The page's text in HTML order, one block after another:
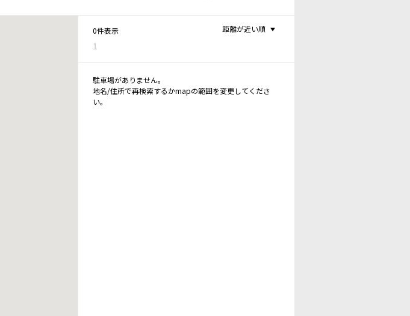
0件表示
1
距離が近い順
駐車場がありません。
地名/住所で再検索するかmapの範囲を変更してくださ
い。